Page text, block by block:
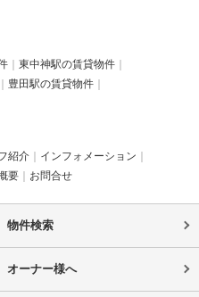
東中神駅の賃貸物件
豊田駅の賃貸物件
紹介
インフォメーション
要 お問合せ
物件検索
オーナー様へ